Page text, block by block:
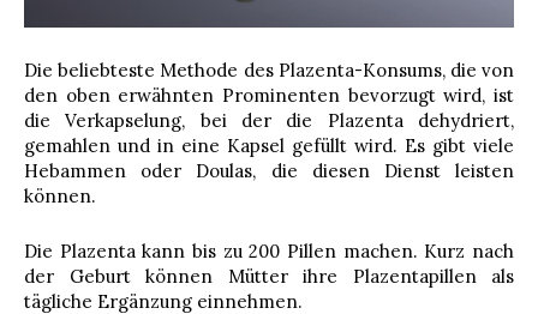
Die beliebteste Methode des Plazenta-Konsums, die von
den oben erwähnten Prominenten bevorzugt wird, ist
die Verkapselung, bei der die Plazenta dehydriert,
gemahlen und in eine Kapsel gefüllt wird. Es gibt viele
Hebammen oder Doulas, die diesen Dienst leisten
können.
Die Plazenta kann bis zu 200 Pillen machen. Kurz nach
der Geburt können Mütter ihre Plazentapillen als
tägliche Ergänzung einnehmen.